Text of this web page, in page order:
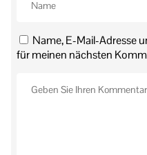
Name, E-Mail-Adresse
für meinen nächsten